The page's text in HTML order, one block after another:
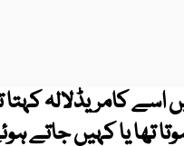
اسے کامریڈلالہ کہتا
تھا یا کہیں جاتے